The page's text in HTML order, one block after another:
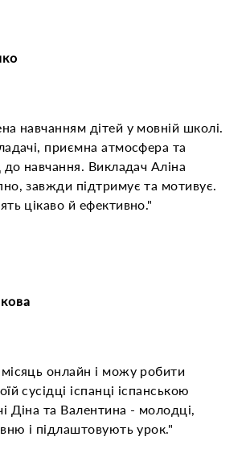
навчанням дітей у мовній школі.
приємна атмосфера та
до навчання. Викладач Аліна
завжди підтримує та мотивує.
цікаво й ефективно."
онлайн і можу робити
сусідці іспанці іспанською
Діна та Валентина - молодці,
і підлаштовують урок."